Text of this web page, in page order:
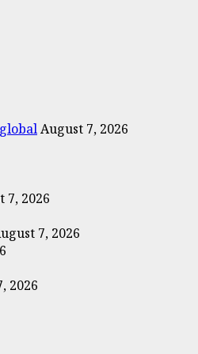
August 7, 2026
7, 2026
7, 2026
2026